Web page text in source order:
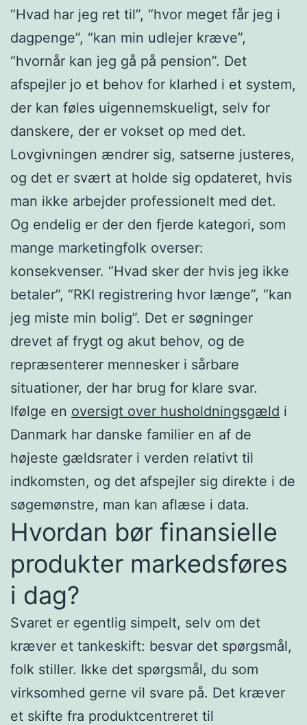
“Hvad har jeg ret til”, “hvor meget får jeg i
dagpenge”, “kan min udlejer kræve”,
“hvornår kan jeg gå på pension”. Det
afspejler jo et behov for klarhed i et system,
der kan føles uigennemskueligt, selv for
danskere, der er vokset op med det.
Lovgivningen ændrer sig, satserne justeres,
og det er svært at holde sig opdateret, hvis
man ikke arbejder professionelt med det.
Og endelig er der den fjerde kategori, som
mange marketingfolk overser:
konsekvenser. “Hvad sker der hvis jeg ikke
betaler”, “RKI registrering hvor længe”, “kan
jeg miste min bolig”. Det er søgninger
drevet af frygt og akut behov, og de
repræsenterer mennesker i sårbare
situationer, der har brug for klare svar.
Ifølge en oversigt over husholdningsgæld i
Danmark har danske familier en af de
højeste gældsrater i verden relativt til
indkomsten, og det afspejler sig direkte i de
søgemønstre, man kan aflæse i data.
Hvordan bør finansielle
produkter markedsføres
i dag?
Svaret er egentlig simpelt, selv om det
kræver et tankeskift: besvar det spørgsmål,
folk stiller. Ikke det spørgsmål, du som
virksomhed gerne vil svare på. Det kræver
et skifte fra produktcentreret til